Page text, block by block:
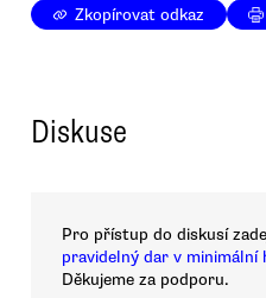
Zkopírovat odkaz
Diskuse
Pro přístup do diskusí
pravidelný dar v minimální
Děkujeme za podporu.